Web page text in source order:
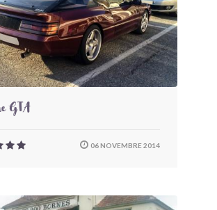
GTA
06 NOVEMBRE 2014